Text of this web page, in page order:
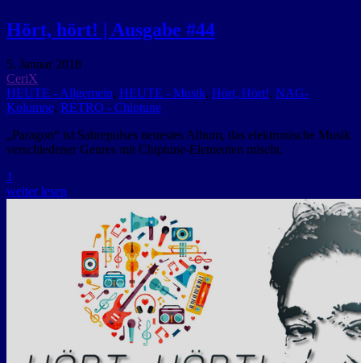
Hört, hört! | Ausgabe #44
5. Januar 2018
CeriX
HEUTE - Allgemein, HEUTE - Musik, Hört, Hört!, NAG-
Kolumne, RETRO - Chiptune
„Paragon“ ist Sabrepulses neuestes Album, das elektronische Musik
verschiedener Genres mit Chiptune-Elementen mischt.
1
weiter lesen